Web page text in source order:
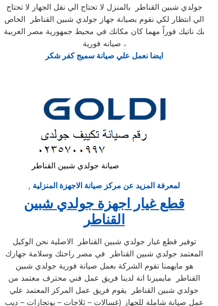
جولدي شبين القناطر بالمنزل لا تحتاج الي نقل الجهاز لا تحتاج
الي انتظار لكي نقوم بصيانة جهاز جولدي شبين القناطر الخاص
بك ناتيك فوراً مهما كان مكانك في محيط جمهورية مصر العربية
صيانه فورية ،
ايضا نعمل علي صيانة سميج كفر شكر
صيانة جولدي شبين القناطر
, لمعرفة المزيد عن مركز صيانة الاجهزة المنزلية
قطع غيار اجهزة جولدي شبين
القناطر
توفير قطع غيار جولدي شبين القناطر الاصلية نحن الوكيل
المعتمد جولدي شبين القناطر في مصر راحتك وسلامة جهازك
هو مايهمنا تقوم الشركة بعمل صيانة فورية جولدي شبين
القناطر مايميزنا انة لدينا فريق عمل فني محترف معتمد من
جولدي شبين القناطر يقوم فريق عمل المركز المعتمد علي
عمل صيانة شاملة للجهاز (غسالات – ثلاجات – بوتجازات – ديب